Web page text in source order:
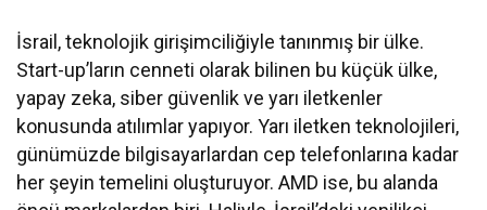
İsrail, teknolojik girişimciliğiyle tanınmış bir ülke.
Start-up’ların cenneti olarak bilinen bu küçük ülke,
yapay zeka, siber güvenlik ve yarı iletkenler
konusunda atılımlar yapıyor. Yarı iletken teknolojileri,
günümüzde bilgisayarlardan cep telefonlarına kadar
her şeyin temelini oluşturuyor. AMD ise, bu alanda